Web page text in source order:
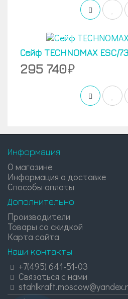
Сейф TECHNOMAX ESC/
295 740
Информация
О магазине
Информация о доставке
Способы оплаты
Дополнительно
Производители
Товары со скидкой
Карта сайта
Наши контакты
+7(495) 641-51-03
Связаться с нами